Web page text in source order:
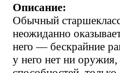
Описание:
Обычный
неожиданно
него — бескрайние
у него нет ни